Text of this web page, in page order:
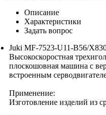
Описание
Характеристики
Задать вопрос
Juki MF-7523-U11-B56/
Высокоскоростная
плоскошовная машина с
встроенным
Применение:
Изготовление изделий из